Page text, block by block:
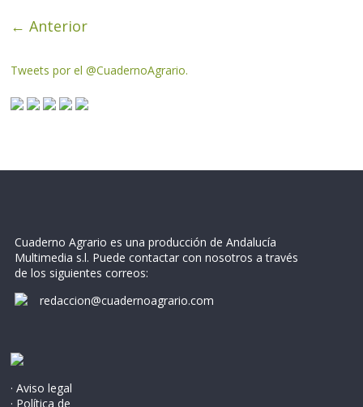
← Anterior
Tweets por el @CuadernoAgrario.
Cuaderno Agrario es una producción de Andalucía
Multimedia s.l. Puede contactar con nosotros a través
de los siguientes correos:
redaccion@cuadernoagrario.com
· Aviso legal
· Política de